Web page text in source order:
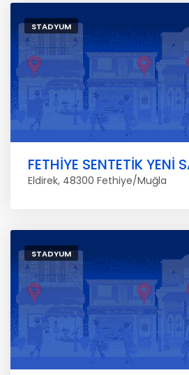
STADYUM
FETHİYE SENTETİK YENİ
Eldirek, 48300 Fethiye/Muğla
STADYUM